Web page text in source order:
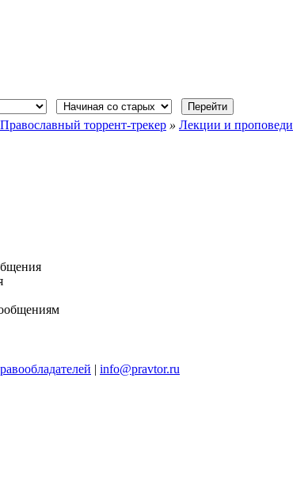
торрент-трекер » Лекции и проповеди
| info@pravtor.ru